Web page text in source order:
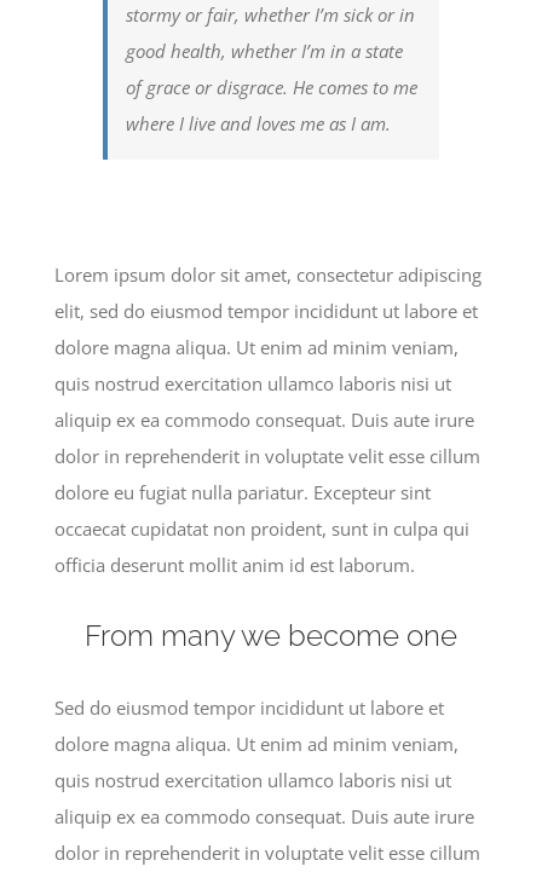
stormy or fair, whether I’m sick or in
good health, whether I’m in a state
of grace or disgrace. He comes to me
where I live and loves me as I am.
Lorem ipsum dolor sit amet, consectetur adipiscing
elit, sed do eiusmod tempor incididunt ut labore et
dolore magna aliqua. Ut enim ad minim veniam,
quis nostrud exercitation ullamco laboris nisi ut
aliquip ex ea commodo consequat. Duis aute irure
dolor in reprehenderit in voluptate velit esse cillum
dolore eu fugiat nulla pariatur. Excepteur sint
occaecat cupidatat non proident, sunt in culpa qui
officia deserunt mollit anim id est laborum.
From many we become one
Sed do eiusmod tempor incididunt ut labore et
dolore magna aliqua. Ut enim ad minim veniam,
quis nostrud exercitation ullamco laboris nisi ut
aliquip ex ea commodo consequat. Duis aute irure
dolor in reprehenderit in voluptate velit esse cillum